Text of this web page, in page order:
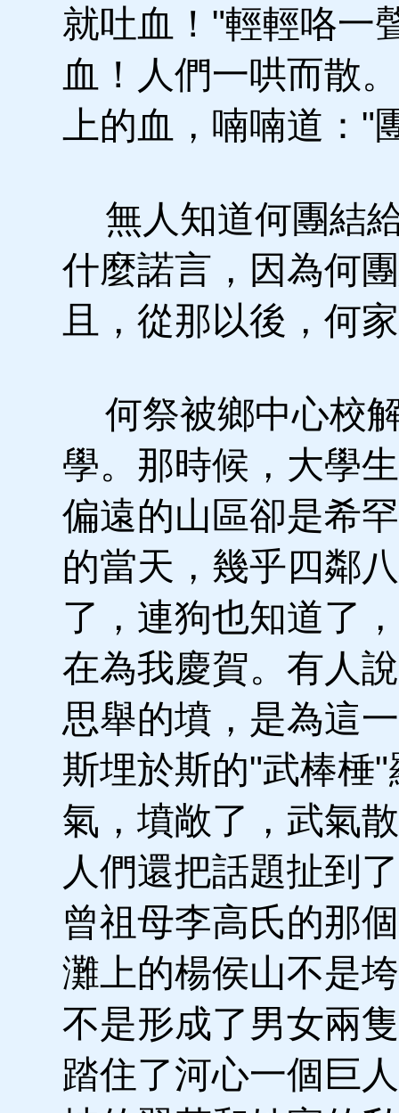
就吐血！"輕輕咯一
血！人們一哄而散
上的血，喃喃道：
無人知道何團結
什麼諾言，因為何
且，從那以後，何
何祭被鄉中心校
學。那時候，大學
偏遠的山區卻是希
的當天，幾乎四鄰
了，連狗也知道了
在為我慶賀。有人
思舉的墳，是為這
斯埋於斯的"武棒棰
氣，墳敞了，武氣
人們還把話題扯到
曾祖母李高氏的那
灘上的楊侯山不是
不是形成了男女兩
踏住了河心一個巨